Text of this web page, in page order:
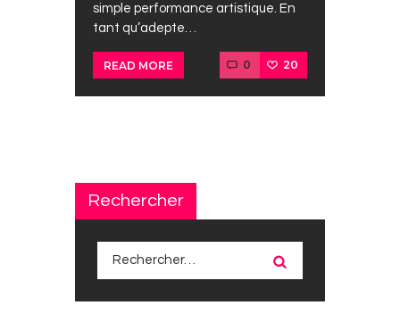
simple performance artistique. En
tant qu’adepte…
READ MORE 0 20
Rechercher